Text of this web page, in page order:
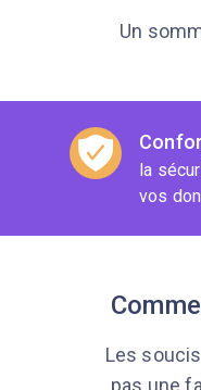
Un
la
vos
Les
pas une